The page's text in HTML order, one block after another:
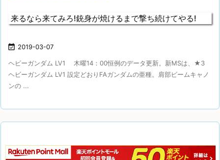
来るなら来てみろ!銃身が焼けるまで撃ち続けてやる!
 2019-03-07
ヘビーガンダム LV1 木曜14：00恒例のデータ更新。新MSは、★3
ヘビーガンダム LV1 設定どおりFAガンダムの亜種。肩部ビームキャノ
ンの ...